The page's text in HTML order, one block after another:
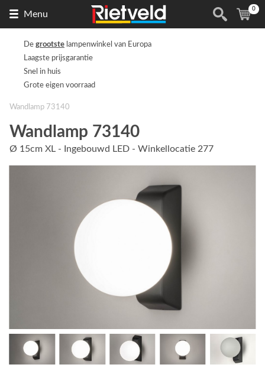
Menu
de
(
0
De grootste lampenwinkel van Europa
Laagste prijsgarantie
Snel in huis
Grote eigen voorraad
Wandlamp 73140
Wandlamp 73140
Ø 15cm XL - Ingebouwd LED - Winkellocatie 277